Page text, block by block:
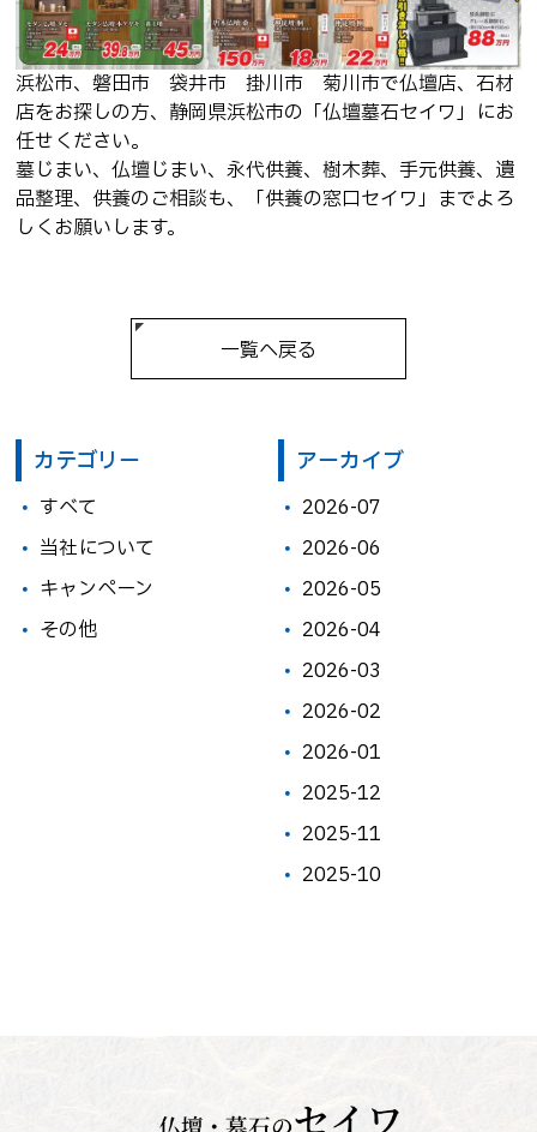
浜松市、磐田市 袋井市 掛川市 菊川市で仏壇店、石材
店をお探しの方、静岡県浜松市の「仏壇墓石セイワ」にお
任せください。
墓じまい、仏壇じまい、永代供養、樹木葬、手元供養、遺
品整理、供養のご相談も、「供養の窓口セイワ」までよろ
しくお願いします。
一覧へ戻る
カテゴリー
すべて
当社について
キャンペーン
その他
アーカイブ
2026-07
2026-06
2026-05
2026-04
2026-03
2026-02
2026-01
2025-12
2025-11
2025-10